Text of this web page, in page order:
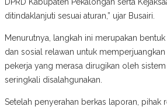
ditindaklanjuti sesuai aturan,” ujar Busairi.
Menurutnya, langkah ini merupakan
dan sosial relawan untuk
pekerja yang merasa dirugikan oleh
seringkali disalahgunakan.
Setelah penyerahan berkas laporan, pihak